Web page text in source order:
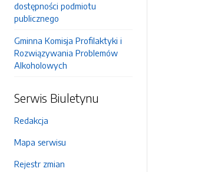
dostępności podmiotu
publicznego
Gminna Komisja Profilaktyki i
Rozwiązywania Problemów
Alkoholowych
Serwis Biuletynu
Redakcja
Mapa serwisu
Rejestr zmian